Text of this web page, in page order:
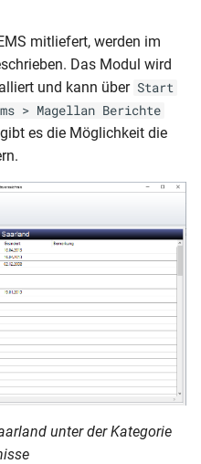
mitliefert, werden im
Das Modul wird
und kann über Start
> Magellan Berichte
es die Möglichkeit die
unter der Kategorie